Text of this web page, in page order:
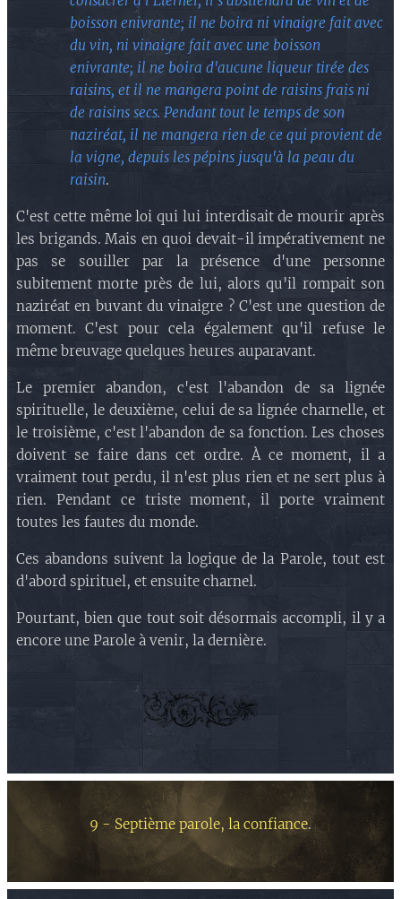
boisson enivrante; il ne boira ni vinaigre fait avec
du vin, ni vinaigre fait avec une boisson
enivrante; il ne boira d'aucune liqueur tirée des
raisins, et il ne mangera point de raisins frais ni
de raisins secs. Pendant tout le temps de son
naziréat, il ne mangera rien de ce qui provient de
la vigne, depuis les pépins jusqu'à la peau du
raisin.
C'est cette même loi qui lui interdisait de mourir après
les brigands. Mais en quoi devait-il impérativement ne
pas se souiller par la présence d'une personne
subitement morte près de lui, alors qu'il rompait son
naziréat en buvant du vinaigre ? C'est une question de
moment. C'est pour cela également qu'il refuse le
même breuvage quelques heures auparavant.
Le premier abandon, c'est l'abandon de sa lignée
spirituelle, le deuxième, celui de sa lignée charnelle, et
le troisième, c'est l'abandon de sa fonction. Les choses
doivent se faire dans cet ordre. À ce moment, il a
vraiment tout perdu, il n'est plus rien et ne sert plus à
rien. Pendant ce triste moment, il porte vraiment
toutes les fautes du monde.
Ces abandons suivent la logique de la Parole, tout est
d'abord spirituel, et ensuite charnel.
Pourtant, bien que tout soit désormais accompli, il y a
encore une Parole à venir, la dernière.
9 - Septième parole, la confiance.